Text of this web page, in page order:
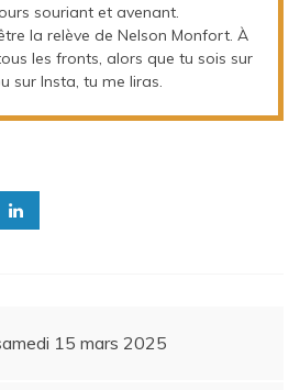
souriant et avenant.
la relève de Nelson Monfort. À
les fronts, alors que tu sois sur
sur Insta, tu me liras.
15 mars 2025